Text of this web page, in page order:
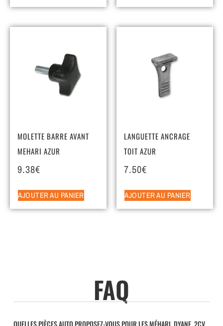
MOLETTE BARRE AVANT
MEHARI AZUR
9.38€
AJOUTER AU PANIER
LANGUETTE ANCRAGE
TOIT AZUR
7.50€
AJOUTER AU PANIER
FAQ
QUELLES PIÈCES AUTO PROPOSEZ-VOUS POUR LES MÉHARI, DYANE, 2CV,